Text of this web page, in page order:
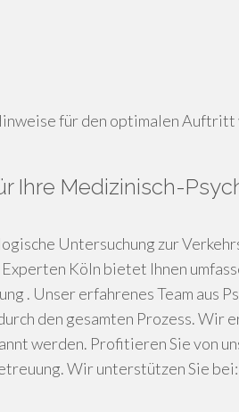
für den optimalen
Ihre Medizinisch-
Untersuchung zur
Köln bietet Ihnen
. Unser erfahrenes Team aus
den gesamten Prozess. Wir
werden. Profitieren Sie von
Wir unterstützen Sie bei: